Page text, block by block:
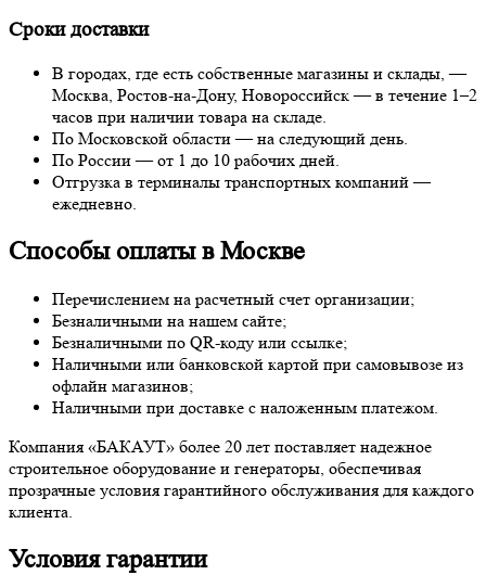
Сроки доставки
В городах, где есть собственные магазины и склады, —
Москва, Ростов-на-Дону, Новороссийск — в течение 1–2
часов при наличии товара на складе.
По Московской области — на следующий день.
По России — от 1 до 10 рабочих дней.
Отгрузка в терминалы транспортных компаний —
ежедневно.
Способы оплаты в Москве
Перечислением на расчетный счет организации;
Безналичными на нашем сайте;
Безналичными по QR-коду или ссылке;
Наличными или банковской картой при самовывозе из
офлайн магазинов;
Наличными при доставке с наложенным платежом.
Компания «БАКАУТ» более 20 лет поставляет надежное
строительное оборудование и генераторы, обеспечивая
прозрачные условия гарантийного обслуживания для каждого
клиента.
Условия гарантии